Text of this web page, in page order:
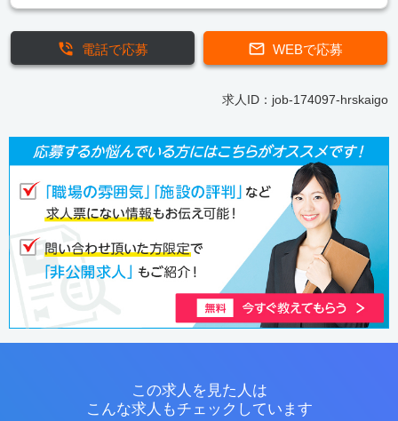
WEBで応募
電話で応募
求人ID：job-174097-hrskaigo
この求人を見た人は
こんな求人もチェックしています